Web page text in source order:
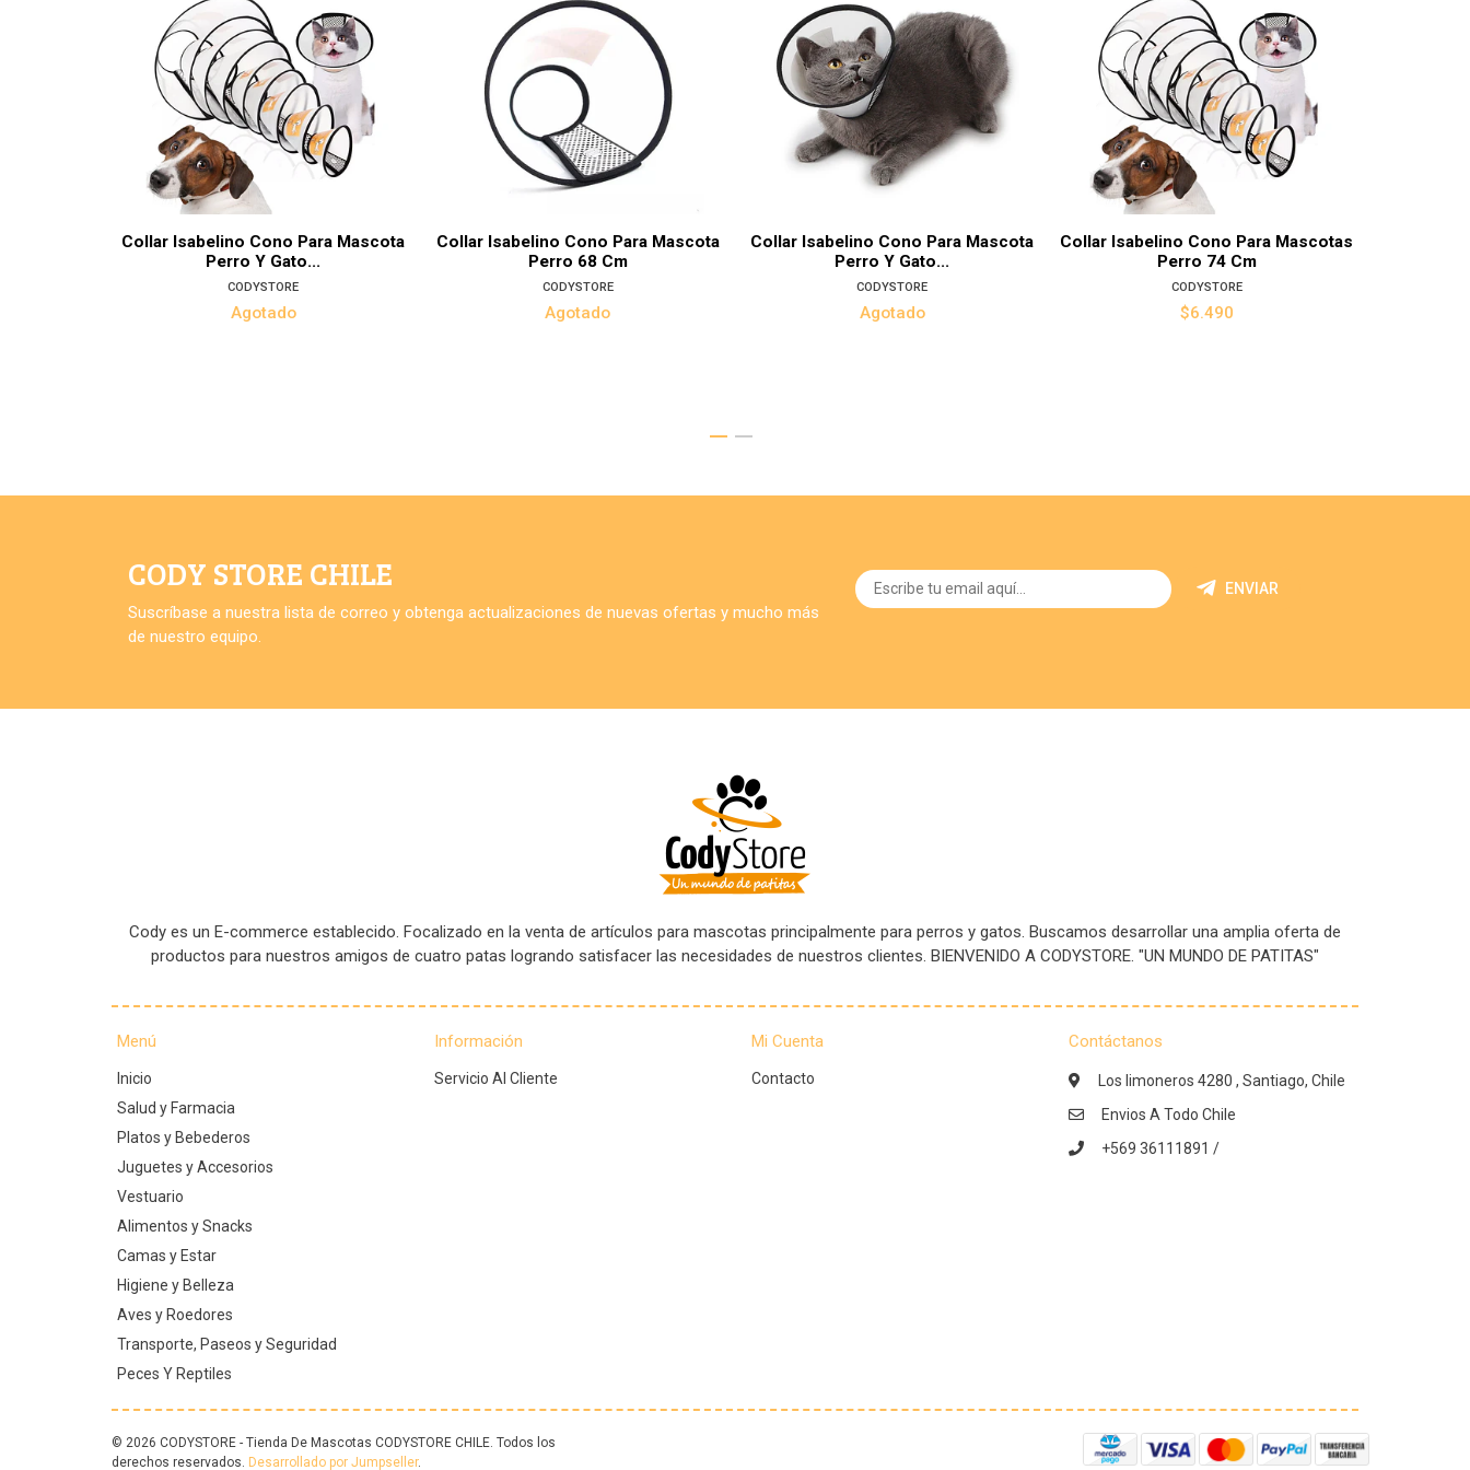
Collar Isabelino Cono Para Mascota
Perro Y Gato...
CODYSTORE
Agotado
Collar Isabelino Cono Para Mascota
Perro 68 Cm
CODYSTORE
Agotado
Collar Isabelino Cono Para Mascota
Perro Y Gato...
CODYSTORE
Agotado
Collar Isabelino Cono Para Mascotas
Perro 74 Cm
CODYSTORE
$6.490
Ver detalles
CODY STORE CHILE
Suscríbase a nuestra lista de correo y obtenga actualizaciones de nuevas ofertas y mucho más
de nuestro equipo.
ENVIAR
Cody es un E-commerce establecido. Focalizado en la venta de artículos para mascotas principalmente para perros y gatos. Buscamos desarrollar una amplia oferta de
productos para nuestros amigos de cuatro patas logrando satisfacer las necesidades de nuestros clientes. BIENVENIDO A CODYSTORE. "UN MUNDO DE PATITAS"
Menú
Inicio
Salud y Farmacia
Platos y Bebederos
Juguetes y Accesorios
Vestuario
Alimentos y Snacks
Camas y Estar
Higiene y Belleza
Aves y Roedores
Transporte, Paseos y Seguridad
Peces Y Reptiles
Información
Servicio Al Cliente
Mi Cuenta
Contacto
Contáctanos
Los limoneros 4280 , Santiago, Chile
Envios A Todo Chile
+569 36111891 /
© 2026 CODYSTORE - Tienda De Mascotas CODYSTORE CHILE. Todos los
derechos reservados. Desarrollado por Jumpseller.